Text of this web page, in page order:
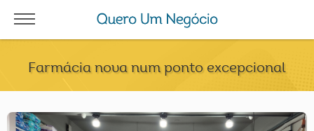
Farmácia nova num ponto excepcional